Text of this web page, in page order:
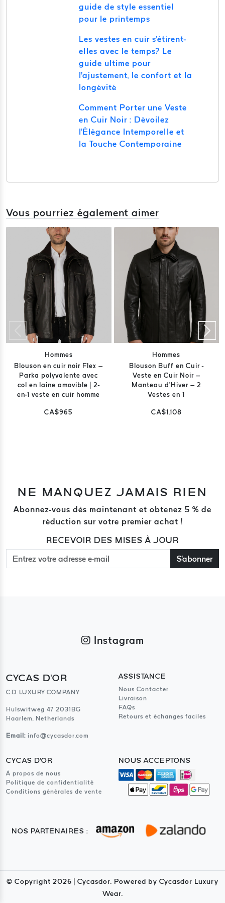
guide de style essentiel
pour le printemps
Les vestes en cuir s'étirent-
elles avec le temps? Le
guide ultime pour
l'ajustement, le confort et la
longévité
Comment Porter une Veste
en Cuir Noir : Dévoilez
l'Élégance Intemporelle et
la Touche Contemporaine
Vous pourriez également aimer
Hommes
Blouson en cuir noir Flex –
Parka polyvalente avec
col en laine amovible | 2-
en-1 veste en cuir homme
CA$965
Hommes
Blouson Buff en Cuir -
Veste en Cuir Noir –
Manteau d’Hiver – 2
Vestes en 1
CA$1,108
NE MANQUEZ JAMAIS RIEN
Abonnez-vous dès maintenant et obtenez 5 % de
réduction sur votre premier achat !
RECEVOIR DES MISES À JOUR
S'abonner
Instagram
CYCAS D'OR
C.D LUXURY COMPANY
Hulswitweg 47 2031BG
Haarlem, Netherlands
Email: info@cycasdor.com
ASSISTANCE
Nous Contacter
Livraison
FAQs
Retours et échanges faciles
CYCAS D'OR
À propos de nous
Politique de confidentialité
Conditions générales de vente
NOUS ACCEPTONS
NOS PARTENAIRES :
© Copyright 2026 | Cycasdor. Powered by Cycasdor Luxury
Wear.